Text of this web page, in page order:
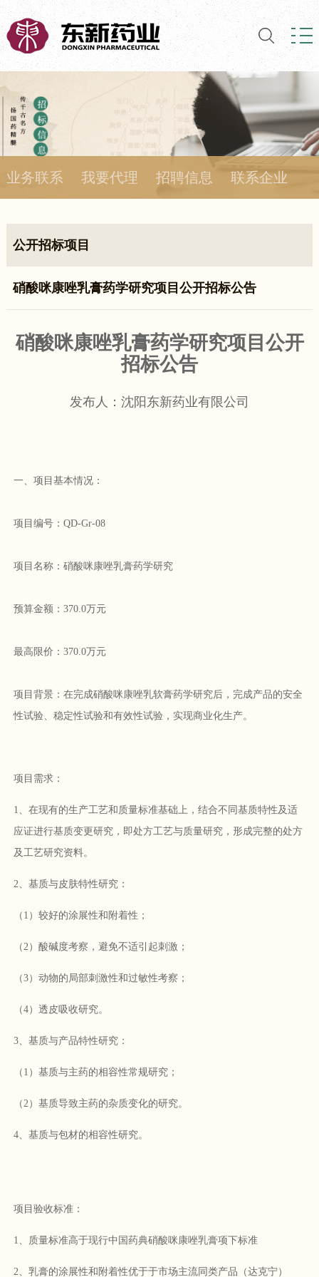
业务联系 我要代理 招聘信息 联系企业
公开招标项目
硝酸咪康唑乳膏药学研究项目公开招标公告
硝酸咪康唑乳膏药学研究项目公开
招标公告
发布人：沈阳东新药业有限公司
一、项目基本情况：
项目编号：QD-Gr-08
项目名称：硝酸咪康唑乳膏药学研究
预算金额：370.0万元
最高限价：370.0万元
项目背景：在完成硝酸咪康唑乳软膏药学研究后，完成产品的安全
性试验、稳定性试验和有效性试验，实现商业化生产。
项目需求：
1、在现有的生产工艺和质量标准基础上，结合不同基质特性及适
应证进行基质变更研究，即处方工艺与质量研究，形成完整的处方
及工艺研究资料。
2、基质与皮肤特性研究：
（1）较好的涂展性和附着性；
（2）酸碱度考察，避免不适引起刺激；
（3）动物的局部刺激性和过敏性考察；
（4）透皮吸收研究。
3、基质与产品特性研究：
（1）基质与主药的相容性常规研究；
（2）基质导致主药的杂质变化的研究。
4、基质与包材的相容性研究。
项目验收标准：
1、质量标准高于现行中国药典硝酸咪康唑乳膏项下标准
2、乳膏的涂展性和附着性优于于市场主流同类产品（达克宁）